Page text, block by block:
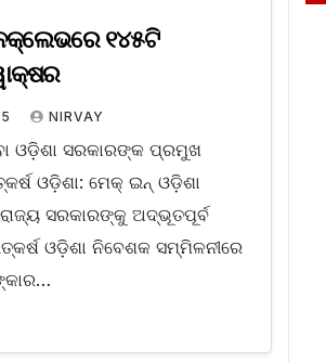
୧୪୫ଟି
NIRVAY
ଓଡ଼ିଶା ସରକାରଙ୍କ ପ୍ରମୁଖ
ଓଡ଼ିଶା: ମେକ୍ ଇନ୍ ଓଡ଼ିଶା
ସରକାରଙ୍କୁ ଅଦ୍ଭୂତପୂର୍ବ
ଓଡ଼ିଶା ନିବେଶକ ସମ୍ମିଳନୀରେ